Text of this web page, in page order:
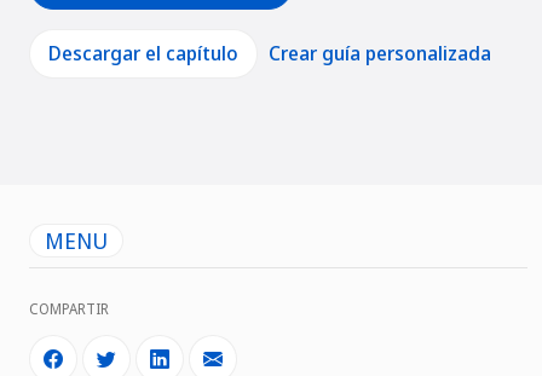
Descargar el capítulo Crear guía personalizada
MENU
COMPARTIR